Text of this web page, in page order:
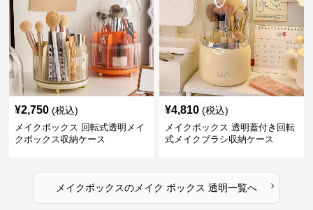
¥2,750 (税込)
メイクボックス 回転式透明メイ
クボックス収納ケース
¥4,810 (税込)
メイクボックス 透明蓋付き回転
式メイクブラシ収納ケース
メイクボックスのメイク ボックス 透明一覧へ ›